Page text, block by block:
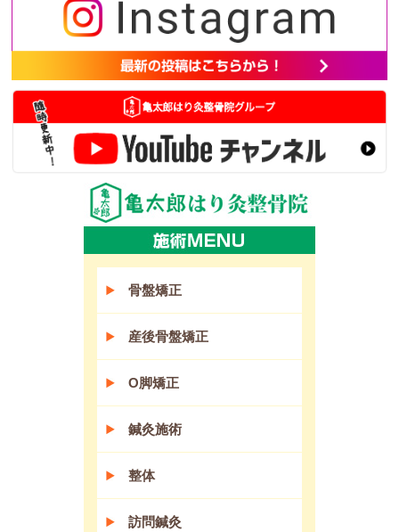
骨盤矯正
産後骨盤矯正
O脚矯正
鍼灸施術
整体
訪問鍼灸